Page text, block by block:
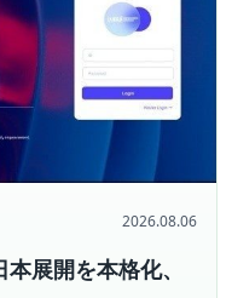
2026.08.06
展開を本格化、